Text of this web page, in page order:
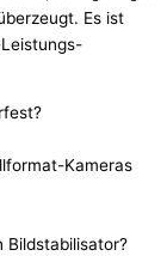
Es ist
Kameras
Bildstabilisator?